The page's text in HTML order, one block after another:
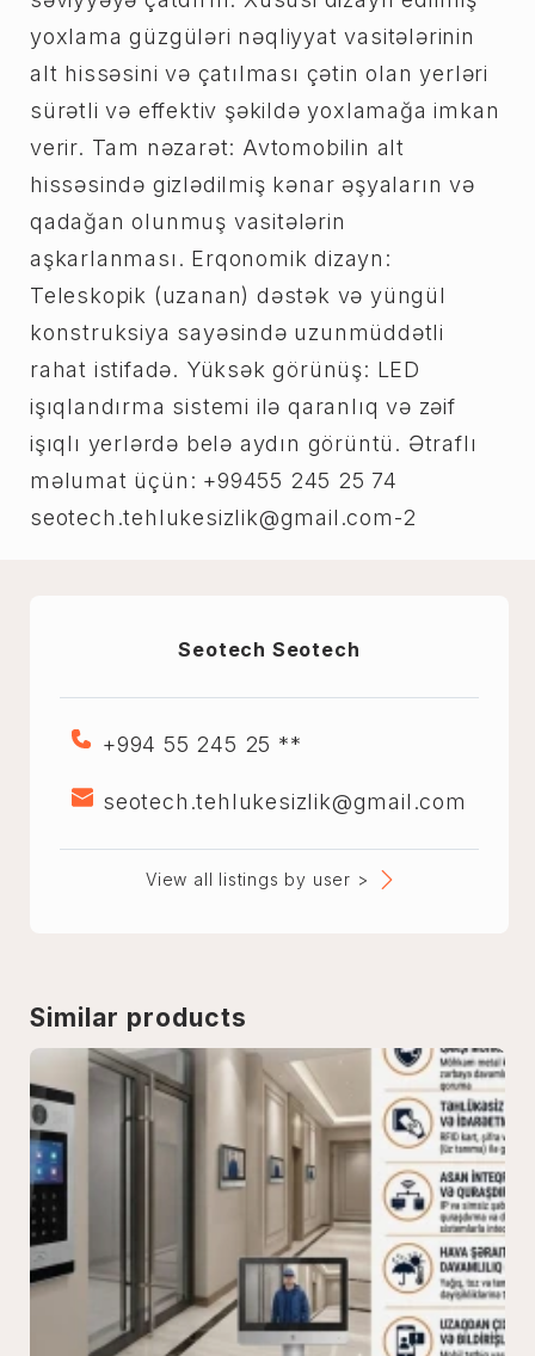
yoxlama güzgüləri nəqliyyat vasitələrinin
alt hissəsini və çatılması çətin olan yerləri
sürətli və effektiv şəkildə yoxlamağa imkan
verir. Tam nəzarət: Avtomobilin alt
hissəsində gizlədilmiş kənar əşyaların və
qadağan olunmuş vasitələrin
aşkarlanması. Erqonomik dizayn:
Teleskopik (uzanan) dəstək və yüngül
konstruksiya sayəsində uzunmüddətli
rahat istifadə. Yüksək görünüş: LED
işıqlandırma sistemi ilə qaranlıq və zəif
işıqlı yerlərdə belə aydın görüntü. Ətraflı
məlumat üçün: +99455 245 25 74
seotech.tehlukesizlik@gmail.com-2
Seotech Seotech
+994 55 245 25 **
seotech.tehlukesizlik@gmail.com
View all listings by user >
Similar products